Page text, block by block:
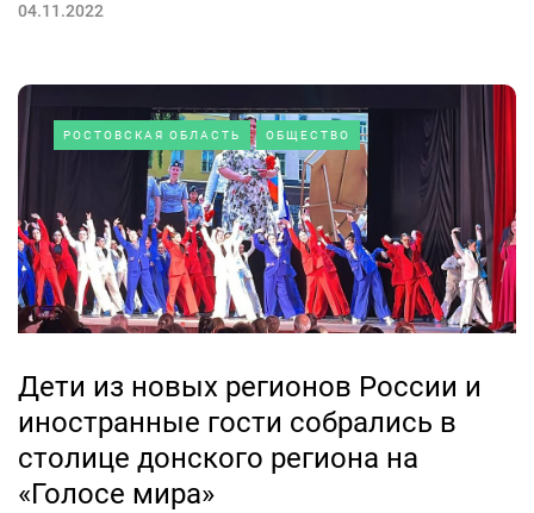
04.11.2022
РОСТОВСКАЯ ОБЛАСТЬ ОБЩЕСТВО
Дети из новых регионов России и
иностранные гости собрались в
столице донского региона на
«Голосе мира»